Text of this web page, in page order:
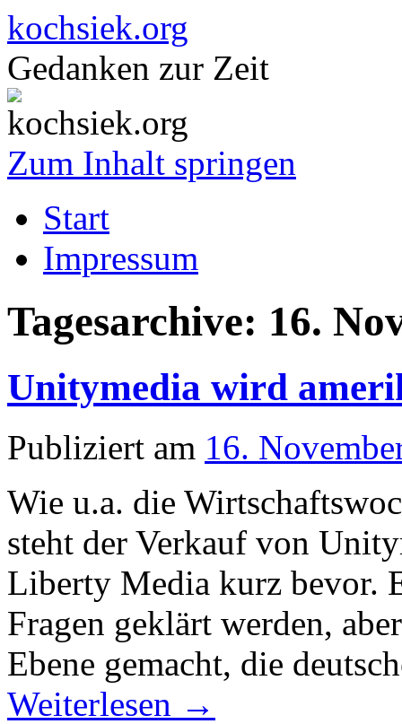
kochsiek.org
Gedanken zur Zeit
Zum Inhalt springen
Start
Impressum
Tagesarchive: 16.
Unitymedia wird
Publiziert am 16.
Wie u.a. die
steht der Verkauf von
Liberty Media kurz bevor.
Fragen geklärt werden,
Ebene gemacht, die
Weiterlesen →